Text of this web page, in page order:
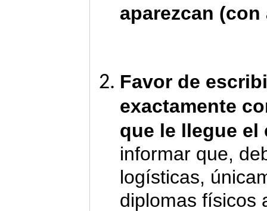
aparezcan
Favor de
exactamente
que le llegue el
informar que,
logísticas,
diplomas físicos